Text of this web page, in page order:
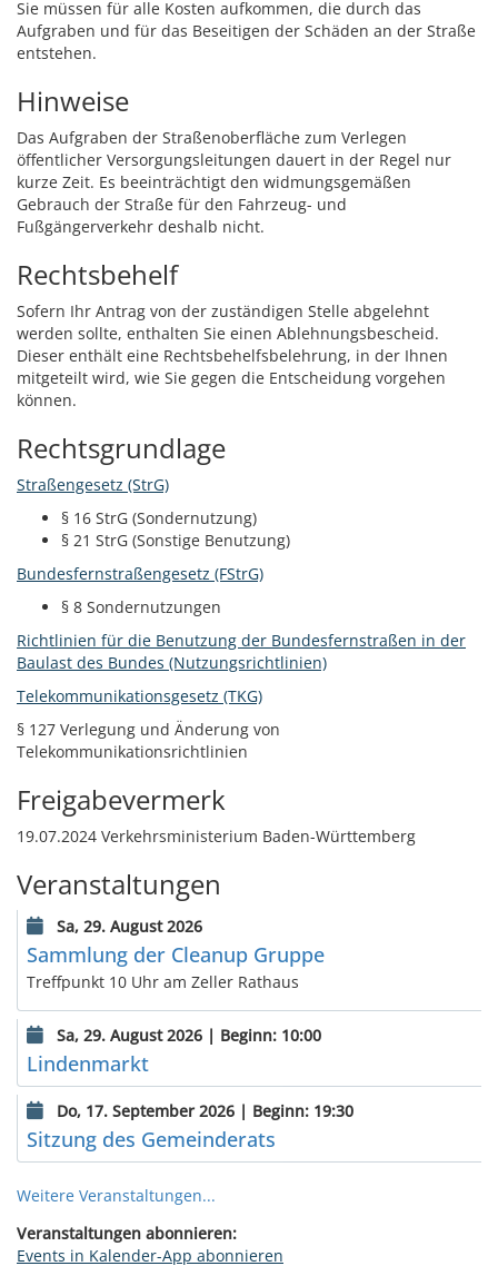
Sie müssen für alle Kosten aufkommen, die durch das
Aufgraben und für das Beseitigen der Schäden an der Straße
entstehen.
Hinweise
Das Aufgraben der Straßenoberfläche zum Verlegen
öffentlicher Versorgungsleitungen dauert in der Regel nur
kurze Zeit. Es beeinträchtigt den widmungsgemäßen
Gebrauch der Straße für den Fahrzeug- und
Fußgängerverkehr deshalb nicht.
Rechtsbehelf
Sofern Ihr Antrag von der zuständigen Stelle abgelehnt
werden sollte, enthalten Sie einen Ablehnungsbescheid.
Dieser enthält eine Rechtsbehelfsbelehrung, in der Ihnen
mitgeteilt wird, wie Sie gegen die Entscheidung vorgehen
können.
Rechtsgrundlage
Straßengesetz (StrG)
§ 16 StrG (Sondernutzung)
§ 21 StrG (Sonstige Benutzung)
Bundesfernstraßengesetz (FStrG)
§ 8 Sondernutzungen
Richtlinien für die Benutzung der Bundesfernstraßen in der
Baulast des Bundes (Nutzungsrichtlinien)
Telekommunikationsgesetz (TKG)
§ 127 Verlegung und Änderung von
Telekommunikationsrichtlinien
Freigabevermerk
19.07.2024 Verkehrsministerium Baden-Württemberg
Veranstaltungen
Sa, 29. August 2026
Sammlung der Cleanup Gruppe
Treffpunkt 10 Uhr am Zeller Rathaus
Sa, 29. August 2026 | Beginn: 10:00
Lindenmarkt
Do, 17. September 2026 | Beginn: 19:30
Sitzung des Gemeinderats
Weitere Veranstaltungen...
Veranstaltungen abonnieren:
Events in Kalender-App abonnieren